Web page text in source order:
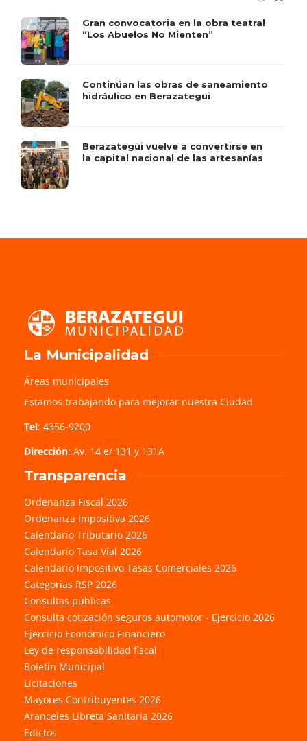
Gran convocatoria en la obra teatral
“Los Abuelos No Mienten”
Continúan las obras de saneamiento
hidráulico en Berazategui
Berazategui vuelve a convertirse en
la capital nacional de las artesanías
La Municipalidad
Áreas municipales
Estamos trabajando para mejorar nuestra Ciudad
Tel: 4356-9200
Dirección: Av. 14 e/ 131 y 131A
Transparencia
Ordenanza Fiscal 2026
Ordenanza Impositiva 2026
Calendario Tributario 2026
Calendario Tasa Vial 2026
Calendario Impositivo Tasas Comerciales 2026
Categorías RSP 2026
Consultas públicas
Consulta cotización seguros automotor - Ejercicio 2026
Ejercicio Económico Financiero
Ley de responsabilidad fiscal
Boletín Municipal
Licitaciones
Mayores Contribuyentes 2026
Aranceles Libreta Sanitaria 2026
Edictos